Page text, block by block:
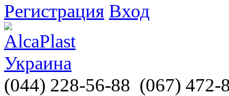
Регистрация Вход
(044) 228-56-88 (067) 472-